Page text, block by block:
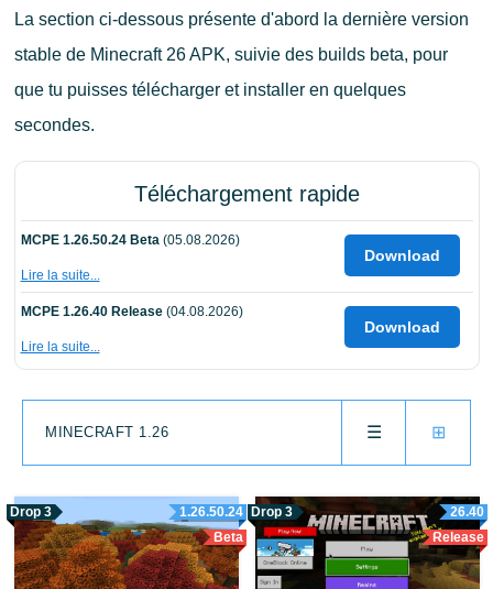
La section ci-dessous présente d'abord la dernière version
stable de Minecraft 26 APK, suivie des builds beta, pour
que tu puisses télécharger et installer en quelques
secondes.
Téléchargement rapide
MCPE 1.26.50.24 Beta (05.08.2026)
Lire la suite...
Download
MCPE 1.26.40 Release(04.08.2026)
Lire la suite...
Download
⊞
☰
MINECRAFT 1.26
Drop 3
1.26.50.24
Beta
Drop 3
26.40
Release